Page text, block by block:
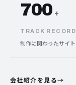
700 +
TRACK RECORD
制作に関わったサイト
会社紹介を見る